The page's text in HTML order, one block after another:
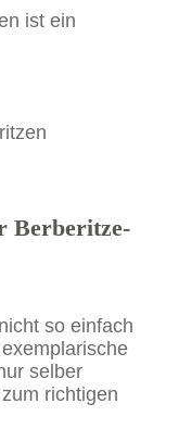
ist ein
Berberitze-
so einfach
selber
richtigen